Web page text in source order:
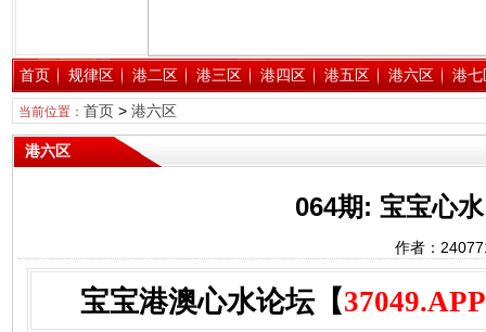
首页 规律区 港二区 港三区 港四区 港五区 港六区 港七
当前位置： 首页> 港六区
港六区
064期: 宝宝心
作者：
宝宝港澳心水论坛【37049.APP